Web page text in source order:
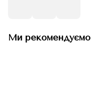
Ми рекомендуємо